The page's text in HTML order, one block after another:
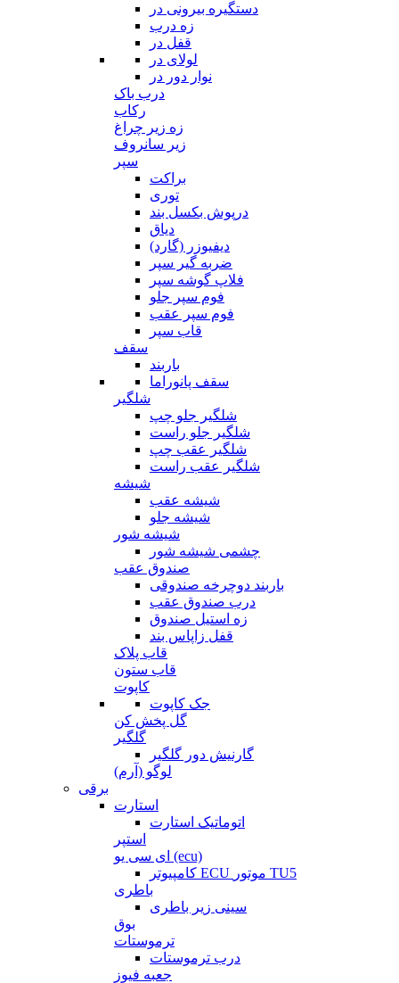
دستگیره بیرونی در
زه درب
قفل در
لولای در
نوار دور در
درب باک
رکاب
زه زیر چراغ
زیر سانروف
سپر
براکت
توری
درپوش بکسل بند
دیاق
دیفیوزر (گارد)
ضربه گیر سپر
فلاپ گوشه سپر
فوم سپر جلو
فوم سپر عقب
قاب سپر
سقف
باربند
سقف پانوراما
شلگیر
شلگیر جلو چپ
شلگیر جلو راست
شلگیر عقب چپ
شلگیر عقب راست
شیشه
شیشه عقب
شیشه جلو
شیشه شور
چشمی شیشه شور
صندوق عقب
باربند دوچرخه صندوقی
درب صندوق عقب
زه استیل صندوق
قفل زاپاس بند
قاب پلاک
قاب ستون
کاپوت
جک کاپوت
گل پخش کن
گلگیر
گارنیش دور گلگیر
لوگو (آرم)
برقی
استارت
اتوماتیک استارت
استپر
ای سی یو (ecu)
کامپیوتر ECU موتور TU5
باطری
سینی زیر باطری
بوق
ترموستات
درب ترموستات
جعبه فیوز